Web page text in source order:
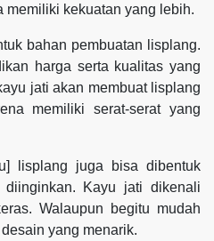
memiliki kekuatan yang lebih.
bahan pembuatan lisplang.
harga serta kualitas yang
jati akan membuat lisplang
memiliki serat-serat yang
lisplang juga bisa dibentuk
diinginkan. Kayu jati dikenali
Walaupun begitu mudah
yang menarik.